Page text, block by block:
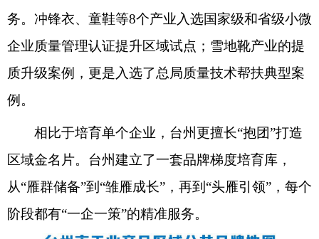
务。冲锋衣、童鞋等8个产业入选国家级和省级小微
企业质量管理认证提升区域试点；雪地靴产业的提
质升级案例，更是入选了总局质量技术帮扶典型案
例。
相比于培育单个企业，台州更擅长“抱团”打造
区域金名片。台州建立了一套品牌梯度培育库，
从“雁群储备”到“雏雁成长”，再到“头雁引领”，每个
阶段都有“一企一策”的精准服务。